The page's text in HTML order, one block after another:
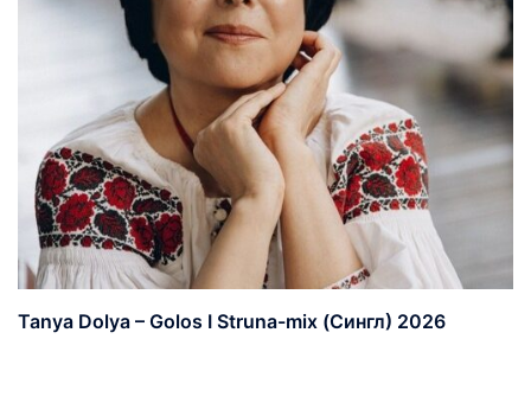
Tanya Dolya – Golos I Struna-mix (Сингл) 2026